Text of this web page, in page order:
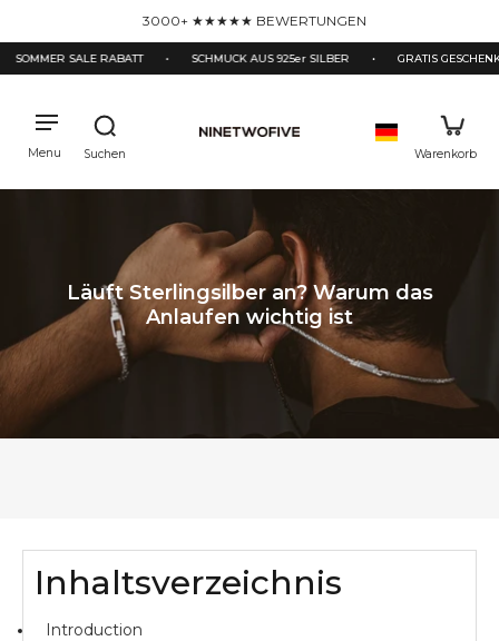
3000+ ★★★★★ BEWERTUNGEN
SALE RABATT • SCHMUCK AUS 925er SILBER • GRATIS GESCHENKBOX &
Läuft Sterlingsilber an? Warum das
Anlaufen wichtig ist
Inhaltsverzeichnis
Introduction